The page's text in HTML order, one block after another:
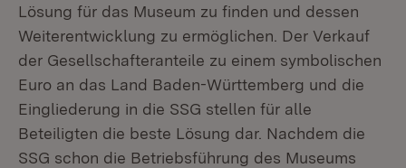
Lösung für das Museum zu finden und dessen
Weiterentwicklung zu ermöglichen. Der Verkauf
der Gesellschafteranteile zu einem symbolischen
Euro an das Land Baden-Württemberg und die
Eingliederung in die SSG stellen für alle
Beteiligten die beste Lösung dar. Nachdem die
SSG schon die Betriebsführung des Museums